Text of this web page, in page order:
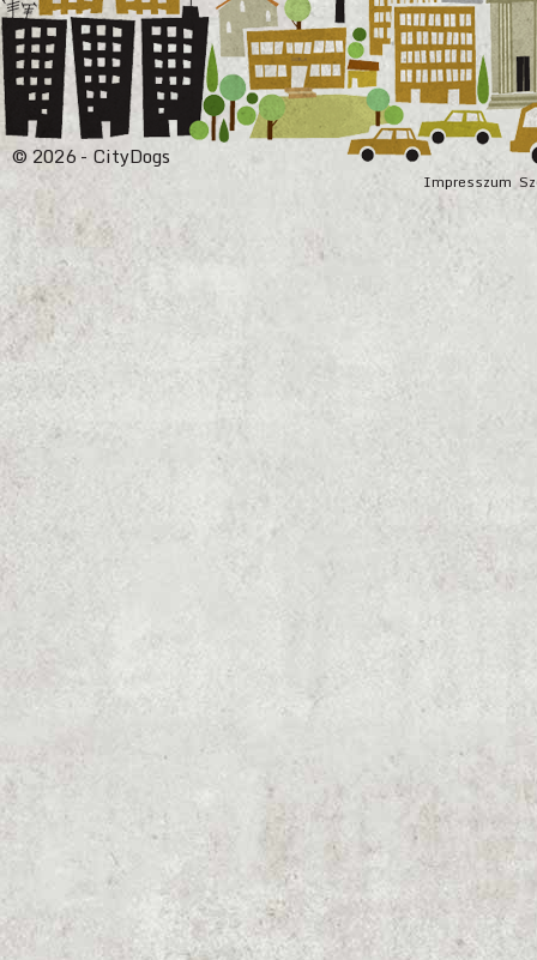
Impresszum
© 2026 - CityDogs